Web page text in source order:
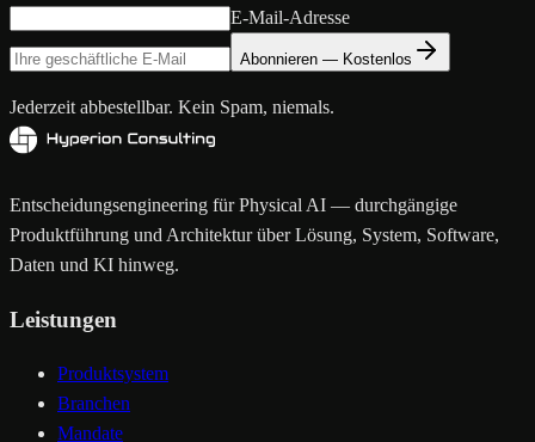
E-Mail-Adresse
Abonnieren — Kostenlos
Jederzeit abbestellbar. Kein Spam, niemals.
Entscheidungsengineering für Physical AI — durchgängige
Produktführung und Architektur über Lösung, System, Software,
Daten und KI hinweg.
Leistungen
Produktsystem
Branchen
Mandate